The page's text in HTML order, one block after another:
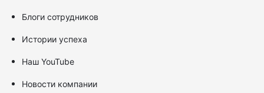
Блоги сотрудников
Истории успеха
Наш YouTube
Новости компании